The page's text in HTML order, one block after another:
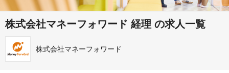
株式会社マネーフォワード 経理 の求人一覧
株式会社マネーフォワード